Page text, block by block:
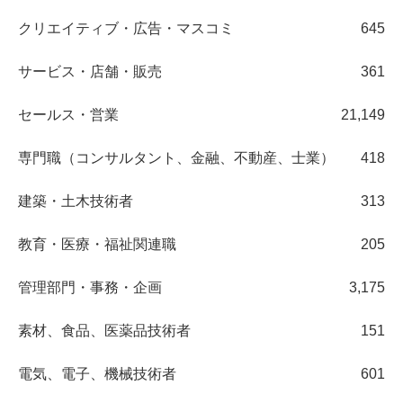
クリエイティブ・広告・マスコミ 645
サービス・店舗・販売 361
セールス・営業 21,149
専門職（コンサルタント、金融、不動産、士業） 418
建築・土木技術者 313
教育・医療・福祉関連職 205
管理部門・事務・企画 3,175
素材、食品、医薬品技術者 151
電気、電子、機械技術者 601